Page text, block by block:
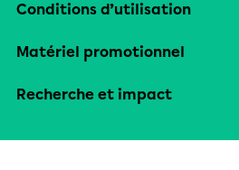
Conditions d’utilisation
Matériel promotionnel
Recherche et impact